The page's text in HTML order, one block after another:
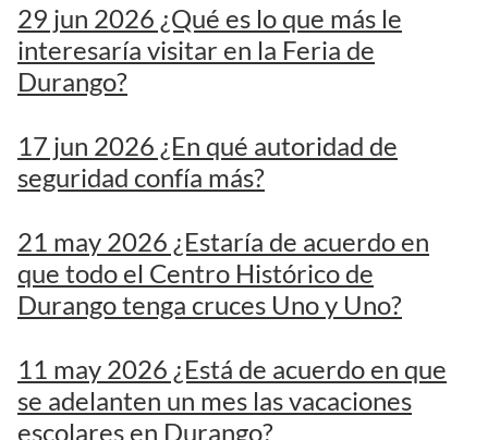
29 jun 2026 ¿Qué es lo que más le
interesaría visitar en la Feria de
Durango?
17 jun 2026 ¿En qué autoridad de
seguridad confía más?
21 may 2026 ¿Estaría de acuerdo en
que todo el Centro Histórico de
Durango tenga cruces Uno y Uno?
11 may 2026 ¿Está de acuerdo en que
se adelanten un mes las vacaciones
escolares en Durango?